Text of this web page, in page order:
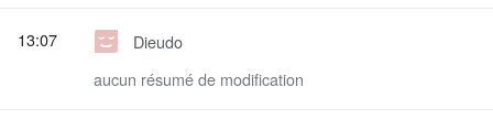
Dieudo
aucun résumé de modification
13:07